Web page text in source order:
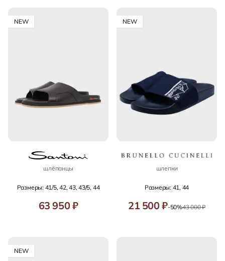
NEW
шлёпанцы
Размеры: 41/5, 42, 43, 43/5, 44
63 950 ₽
NEW
шлепки
Размеры: 41, 44
21 500 ₽-50%43 000 ₽
NEW